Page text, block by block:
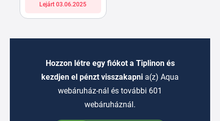
Lejárt 03.06.2025
Hozzon létre egy fiókot a Tiplinon és
kezdjen el pénzt visszakapni a(z) Aqua
webáruház-nál és további 601
webáruháznál.